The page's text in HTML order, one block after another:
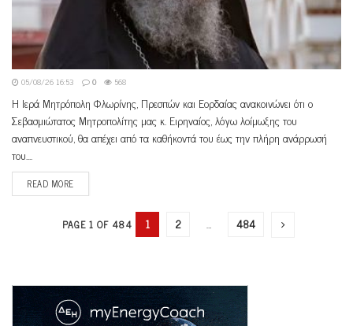
05/08/26 16:53 0 568
Η Ιερά Μητρόπολη Φλωρίνης, Πρεσπών και Εορδαίας ανακοινώνει ότι ο
Σεβασμιώτατος Μητροπολίτης μας κ. Ειρηναίος, λόγω λοίμωξης του
αναπνευστικού, θα απέχει από τα καθήκοντά του έως την πλήρη ανάρρωσή
του....
READ MORE
PAGE 1 OF 484 1 2 … 484